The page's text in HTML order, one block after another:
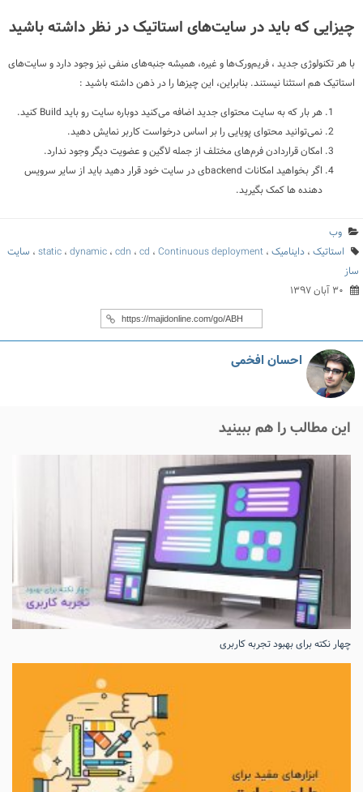
چیزایی که باید در سایت‌های استاتیک در نظر داشته باشید
با هر تکنولوژی جدید ، فریم‌ورک‌ها و غیره، همیشه جنبه‌های منفی نیز وجود دارد و سایت‌های
استاتیک هم استثنا نیستند. بنابراین، این چیزها را در ذهن داشته باشید :
هر بار که به سایت محتوای جدید اضافه می‌کنید دوباره سایت رو باید Build کنید.
نمی‌توانید محتوای پویایی را بر اساس درخواست کاربر نمایش دهید.
امکان قراردادن فرم‌های مختلف از جمله لاگین و عضویت دیگر وجود ندارد.
اگر بخواهید امکانات backendی در سایت خود قرار دهید باید از سایر سرویس
دهنده ها کمک بگیرید.
وب
استاتیک ، داینامیک ، static ، dynamic ، cdn ، cd ، Continuous deployment ، سایت
ساز
۳۰ آبان ۱۳۹۷
احسان افخمی
این مطالب را هم ببینید
چهار نکته برای بهبود تجربه کاربری